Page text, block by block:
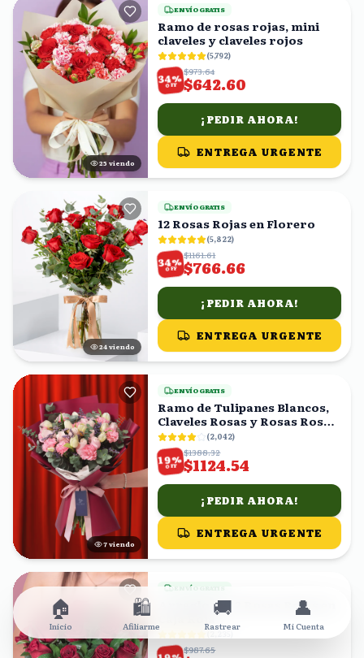
25 viendo
ENVÍO GRATIS
Ramo de rosas rojas, mini
claveles y claveles rojos
(5,792)
34%
OFF
$973.64
$642.60
¡PEDIR AHORA!
ENTREGA URGENTE
25 viendo
ENVÍO GRATIS
12 Rosas Rojas en Florero
(5,822)
34%
OFF
$1161.61
$766.66
¡PEDIR AHORA!
ENTREGA URGENTE
7 viendo
ENVÍO GRATIS
Ramo de Tulipanes Blancos,
Claveles Rosas y Rosas Rosas
con Eucalipto
(2,042)
19%
OFF
$1388.32
$1124.54
¡PEDIR AHORA!
ENTREGA URGENTE
ENVÍO GRATIS
Arreglo de 12 Rosas Rojas en
Caja Roja
$987.65
🏠
Inicio
🛍️
Afiliarme
🚚
Rastrear
👤
Mi Cuenta